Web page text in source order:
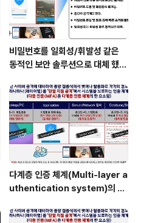
비밀번호를 일회성/휘발성 같은
동적인 보안 솔루션으로 대체 했을
다계층 인증 체계(Multi-layer a
uthentication system)의 특